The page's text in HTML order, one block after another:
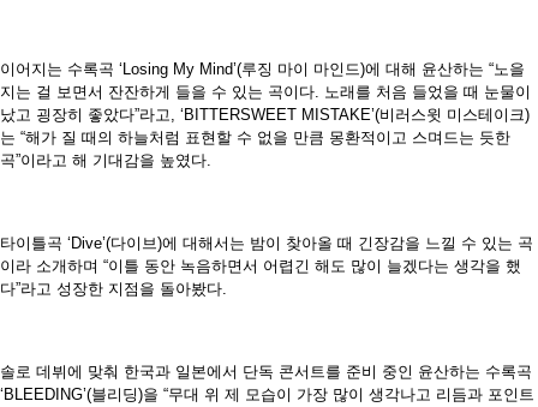
이어지는 수록곡 ‘Losing My Mind’(루징 마이 마인드)에 대해 윤산하는 “노을
지는 걸 보면서 잔잔하게 들을 수 있는 곡이다. 노래를 처음 들었을 때 눈물이
났고 굉장히 좋았다”라고, ‘BITTERSWEET MISTAKE’(비러스윗 미스테이크)
는 “해가 질 때의 하늘처럼 표현할 수 없을 만큼 몽환적이고 스며드는 듯한
곡”이라고 해 기대감을 높였다.
타이틀곡 ‘Dive’(다이브)에 대해서는 밤이 찾아올 때 긴장감을 느낄 수 있는 곡
이라 소개하며 “이틀 동안 녹음하면서 어렵긴 해도 많이 늘겠다는 생각을 했
다”라고 성장한 지점을 돌아봤다.
솔로 데뷔에 맞춰 한국과 일본에서 단독 콘서트를 준비 중인 윤산하는 수록곡
‘BLEEDING’(블리딩)을 “무대 위 제 모습이 가장 많이 생각나고 리듬과 포인트